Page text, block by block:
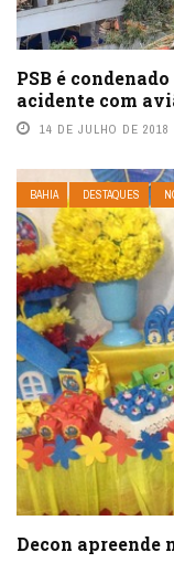
PSB é
acidente com
14 DE JULHO DE 2018
BAHIA DESTAQUES
Decon